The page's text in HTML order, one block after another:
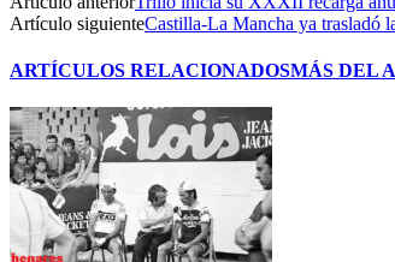
Artículo siguienteCastilla-La Mancha ya trasladó
ARTÍCULOS RELACIONADOSMÁS DEL